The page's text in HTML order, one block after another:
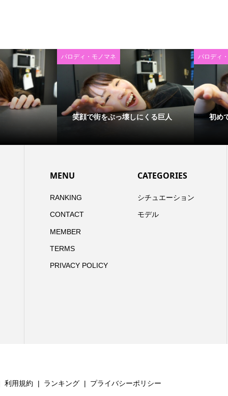
パロディ・モノマネ
笑顔で街をぶっ壊しにくる巨人
パロディ
初め
MENU
RANKING
CONTACT
MEMBER
TERMS
PRIVACY POLICY
CATEGORIES
シチュエーション
モデル
利用規約 ランキング プライバシーポリシー